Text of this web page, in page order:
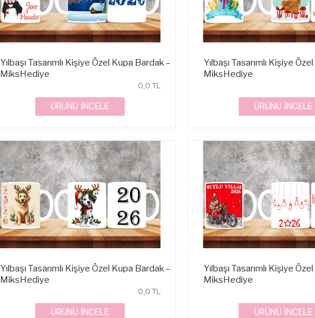
Yılbaşı Tasarımlı Kişiye Özel Kupa Bardak –
MiksHediye
0,0 TL
ÜRÜNÜ İNCELE
Yılbaşı Tasarımlı Kişiye
MiksHediye
ÜRÜNÜ İNCELE
Yılbaşı Tasarımlı Kişiye Özel Kupa Bardak –
MiksHediye
0,0 TL
ÜRÜNÜ İNCELE
Yılbaşı Tasarımlı Kişiye
MiksHediye
ÜRÜNÜ İNCELE